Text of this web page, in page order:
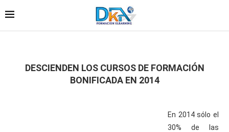
DESCIENDEN LOS CURSOS DE FORMACIÓN
BONIFICADA EN 2014
En 2014 sólo el
30% de las